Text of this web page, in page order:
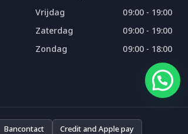
Vrijdag
09:00 - 19:00
Zaterdag
09:00 - 19:00
Zondag
09:00 - 18:00
Bancontact Credit and Apple pay